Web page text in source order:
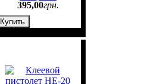
395,00грн.
Купить